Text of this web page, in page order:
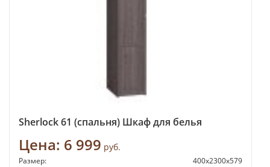
Sherlock 61 (спальня) Шкаф для белья
Цена: 6 999 руб.
Размер: 400x2300x579